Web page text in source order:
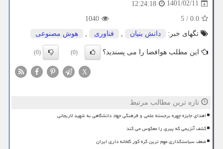
1401/02/11
12:24:18
0.0
/
5
1040
تگهای خبر:
دانش بنیان , فناوری , هوش مصنوعی
این مطلب هوافضا را می پسندید؟ (0)
(0)
X
تازه ترین مطالب مرتبط
اهدای جایزه چهره برجسته علمی و فرهنگی جهاد دانشگاهی به شهید لاریجانی
کشف آنزیمی که پیری را معکوس می کند
ضعف سیاستگذاری مهم ترین گره کور گلخانه داری ایران